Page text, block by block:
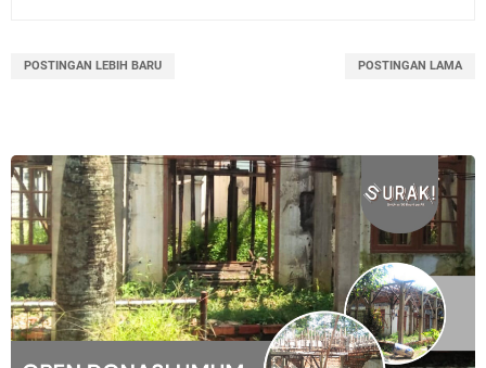
POSTINGAN LEBIH BARU POSTINGAN LAMA